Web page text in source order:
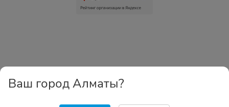
Ваш город Алматы?